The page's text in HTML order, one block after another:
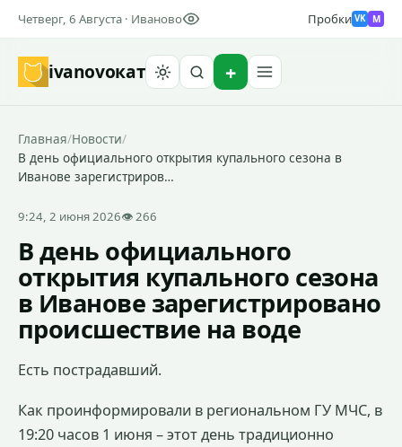
Четверг, 6 Августа · Иваново Пробки VK M
ivanovoкат
Главная/Новости/
В день официального открытия купального сезона в
Иванове зарегистриров…
9:24, 2 июня 2026👁 266
В день официального
открытия купального сезона
в Иванове зарегистрировано
происшествие на воде
Есть пострадавший.
Как проинформировали в региональном ГУ МЧС, в
19:20 часов 1 июня – этот день традиционно